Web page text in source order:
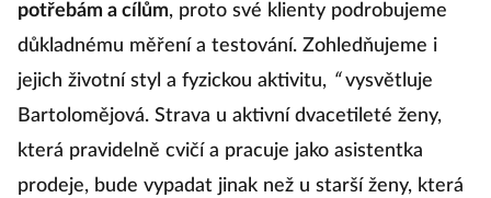
potřebám a cílům, proto své klienty podrobujeme
důkladnému měření a testování. Zohledňujeme i
jejich životní styl a fyzickou aktivitu, “vysvětluje
Bartolomějová. Strava u aktivní dvacetileté ženy,
která pravidelně cvičí a pracuje jako asistentka
prodeje, bude vypadat jinak než u starší ženy, která